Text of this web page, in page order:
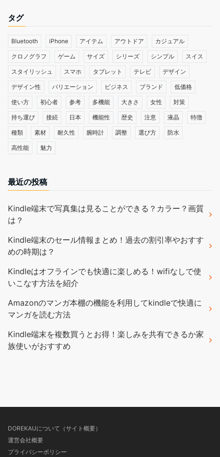
タグ
Bluetooth iPhone アイテム アウトドア カジュアル
クロノグラフ ゲーム サイズ シリーズ シンプル スイス
スタイリッシュ スマホ タブレット テレビ デザイン
デザイン性 バリエーション ビジネス ブランド 低価格
使い方 初心者 参考 多機能 大きさ 女性 対策
持ち運び 接続 日本 機能性 歴史 注意 液晶 特徴
種類 素材 耐久性 腕時計 調整 選び方 防水
高性能 魅力
最近の投稿
Kindle端末で写真集は見ることができる？カラー？画質
は？
Kindle端末のセール情報まとめ！過去の割引率やおすす
めの時期は？
Kindleはオフラインでも快適に楽しめる！wifiなしで使
いこなす方法を紹介
Amazonのマンガ本棚の機能を利用してkindleで快適に
マンガを読む方法
Kindle端末を複数買うとお得！楽しみを共有できるか家
族使いがおすすめ
DOREKAUについて（サイト概要）
運営会社概要
プライバシーポリシー